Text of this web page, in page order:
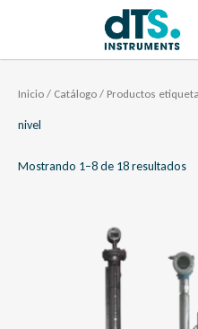
Inicio / Catálogo / Productos
nivel
Mostrando 1–8 de 18 resultados